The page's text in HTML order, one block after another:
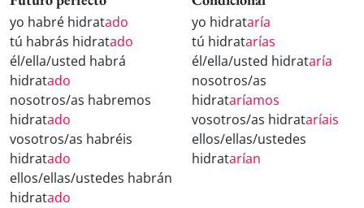
yo habré hidratado
tú habrás hidratado
él/ella/usted habrá
hidratado
nosotros/as habremos
hidratado
vosotros/as habréis
hidratado
ellos/ellas/ustedes habrán
hidratado
yo hidrataría
tú hidratarías
él/ella/usted hidrataría
nosotros/as
hidrataríamos
vosotros/as hidrataríais
ellos/ellas/ustedes
hidratarían